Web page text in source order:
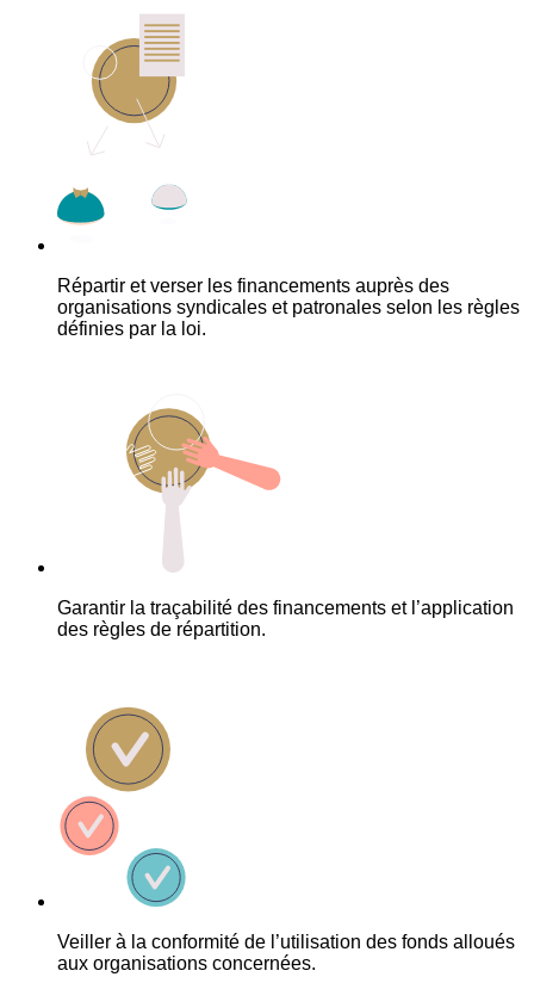
Répartir et verser les financements auprès des
organisations syndicales et patronales selon les règles
définies par la loi.
Garantir la traçabilité des financements et l’application
des règles de répartition.
Veiller à la conformité de l’utilisation des fonds alloués
aux organisations concernées.